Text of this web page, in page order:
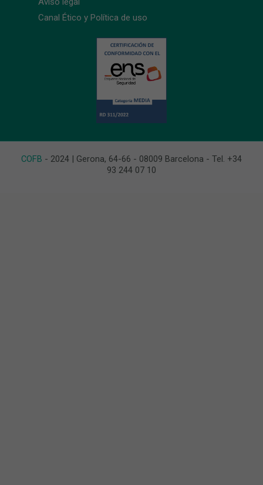
Canal Ético y Política de uso
COFB - 2024 | Gerona, 64-66 - 08009 Barcelona - Tel. +34
93 244 07 10